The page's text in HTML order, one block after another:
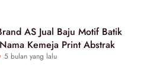
AS Jual Baju Motif Batik
Kemeja Print Abstrak
5 bulan yang lalu